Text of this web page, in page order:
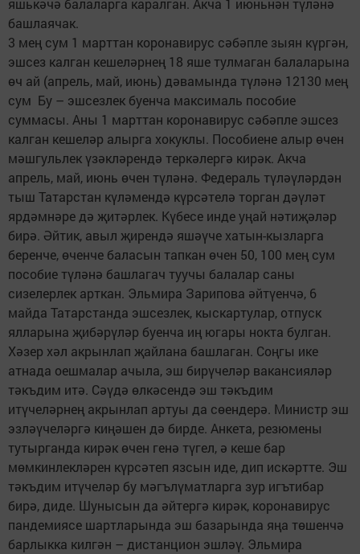
яшькәчә балаларга каралган. Акча 1 июньнән түләнә
башлаячак.
3 мең сум 1 марттан коронавирус сәбәпле зыян күргән,
эшсез калган кешеләрнең 18 яше тулмаган балаларына
өч ай (апрель, май, июнь) дәвамында түләнә 12130 мең
сум Бу – эшсезлек буенча максималь пособие
суммасы. Аны 1 марттан коронавирус сәбәпле эшсез
калган кешеләр алырга хокуклы. Пособиене алыр өчен
мәшгульлек үзәкләрендә теркәлергә кирәк. Акча
апрель, май, июнь өчен түләнә. Федераль түләүләрдән
тыш Татарстан күләмендә күрсәтелә торган дәүләт
ярдәмнәре дә җитәрлек. Күбесе инде уңай нәтиҗәләр
бирә. Әйтик, авыл җирендә яшәүче хатын-кызларга
беренче, өченче баласын тапкан өчен 50, 100 мең сум
пособие түләнә башлагач туучы балалар саны
сизелерлек арткан. Эльмира Зарипова әйтүенчә, 6
майда Татарстанда эшсезлек, кыскартулар, отпуск
ялларына җибәрүләр буенча иң югары нокта булган.
Хәзер хәл акрынлап җайлана башлаган. Соңгы ике
атнада оешмалар ачыла, эш бирүчеләр вакансияләр
тәкъдим итә. Сәүдә өлкәсендә эш тәкъдим
итүчеләрнең акрынлап артуы да сөендерә. Министр эш
эзләүчеләргә киңәшен дә бирде. Анкета, резюмены
тутырганда кирәк өчен генә түгел, ә кеше бар
мөмкинлекләрен күрсәтеп язсын иде, дип искәртте. Эш
тәкъдим итүчеләр бу мәгълүматларга зур игътибар
бирә, диде. Шунысын да әйтергә кирәк, коронавирус
пандемиясе шартларында эш базарында яңа төшенчә
барлыкка килгән – дистанцион эшләү. Эльмира